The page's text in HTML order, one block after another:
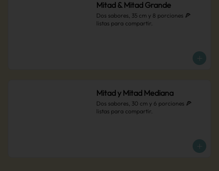
Mitad & Mitad Grande
Dos sabores, 35 cm y 8 porciones 🍕
listas para compartir.
Mitad y Mitad Mediana
Dos sabores, 30 cm y 6 porciones 🍕
listas para compartir.